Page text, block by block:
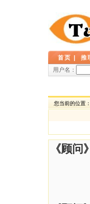
首页 推
用户名：
您当前的位置：
《顾